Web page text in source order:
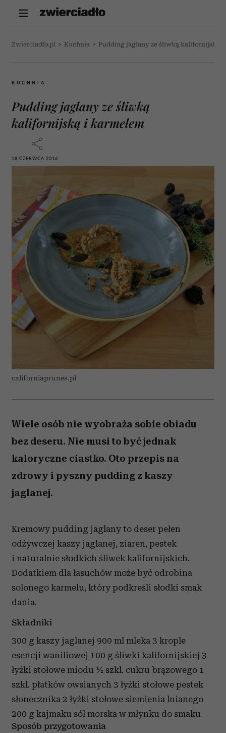
Zwierciadlo.pl > Kuchnia > Pudding jaglany ze śliwką kalifornijską i
KUCHNIA
Pudding jaglany ze śliwką
kalifornijską i karmelem
18 CZERWCA 2016
californiaprunes.pl
Wiele osób nie wyobraża sobie obiadu
bez deseru. Nie musi to być jednak
kaloryczne ciastko. Oto przepis na
zdrowy i pyszny pudding z kaszy
jaglanej.
Kremowy pudding jaglany to deser pełen
odżywczej kaszy jaglanej, ziaren, pestek
i naturalnie słodkich śliwek kalifornijskich.
Dodatkiem dla łasuchów może być odrobina
solonego karmelu, który podkreśli słodki smak
dania.
Składniki
300 g kaszy jaglanej 900 ml mleka 3 krople
esencji waniliowej 100 g śliwki kalifornijskiej 3
łyżki stołowe miodu ½ szkl. cukru brązowego 1
szkl. płatków owsianych 3 łyżki stołowe pestek
słonecznika 2 łyżki stołowe siemienia lnianego
200 g kajmaku sól morska w młynku do smaku
Sposób przygotowania